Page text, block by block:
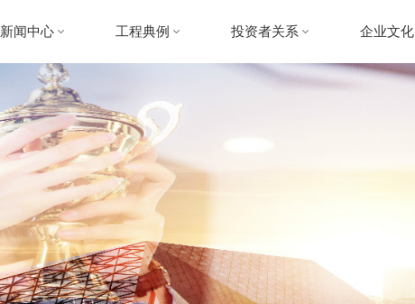
新闻中心
中天资讯
行业动态
工程典例
市政公用工程
钢结构工程
装饰装修工程
投资者关系 企业文化